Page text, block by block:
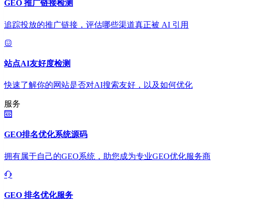
GEO 推广链接检测
追踪投放的推广链接，评估哪些渠道真正被 AI 引用
站点AI友好度检测
快速了解你的网站是否对AI搜索友好，以及如何优化
服务
GEO排名优化系统源码
拥有属于自己的GEO系统，助您成为专业GEO优化服务商
GEO 排名优化服务